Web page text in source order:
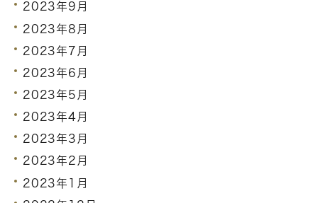
2023年9月
2023年8月
2023年7月
2023年6月
2023年5月
2023年4月
2023年3月
2023年2月
2023年1月